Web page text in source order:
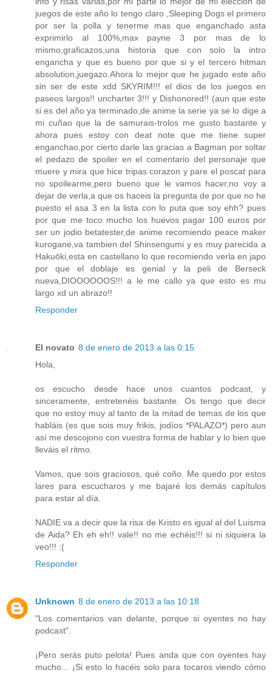
juegos de este año lo tengo claro ,Sleeping Dogs el primero
por ser la polla y tenerme mas que enganchado asta
exprimirlo al 100%,max payne 3 por mas de lo
mismo,graficazos,una historia que con solo la intro
engancha y que es bueno por que si y el tercero hitman
absolution,juegazo.Ahora lo mejor que he jugado este año
sin ser de este xdd SKYRIM!!! el dios de los juegos en
paseos largos!! uncharter 3!!! y Dishonored!! (aun que este
si es del año ya terminado,de anime la serie ya se lo dige a
mi cuñao que la de samurais-trolos me gusto bastante y
ahora pues estoy con deat note que me tiene super
enganchao,por cierto darle las gracias a Bagman por soltar
el pedazo de spoiler en el comentario del personaje que
muere y mira que hice tripas corazon y pare el poscat para
no spoilearme,pero bueno que le vamos hacer,no voy a
dejar de verla,a que os haceis la pregunta de por que no he
puesto el asa 3 en la lista con lo puta que soy ehh? pues
por que me toco mucho los huevos pagar 100 euros por
ser un jodio betatester,de anime recomiendo peace maker
kurogane,va tambien del Shinsengumi y es muy parecida a
Hakuōki,esta en castellano lo que recomiendo verla en japo
por que el doblaje es genial y la peli de Berseck
nueva,DIOOOOOOS!!! a le me callo ya que esto es mu
largo xd un abrazo!!
Responder
El novato 8 de enero de 2013 a las 0:15
Hola,
os escucho desde hace unos cuantos podcast, y
sinceramente, entretenéis bastante. Os tengo que decir
que no estoy muy al tanto de la mitad de temas de los que
habláis (es que sois muy frikis, jodíos *PALAZO*) pero aun
así me descojono con vuestra forma de hablar y lo bien que
lleváis el ritmo.
Vamos, que sois graciosos, qué coño. Me quedo por estos
lares para escucharos y me bajaré los demás capítulos
para estar al día.
NADIE va a decir que la risa de Kristo es igual al del Luisma
de Aida? Eh eh eh!! vale!! no me echéis!!! si ni siquiera la
veo!!! :(
Responder
Unknown 8 de enero de 2013 a las 10:18
"Los comentarios van delante, porque si oyentes no hay
podcast".
¡Pero serás puto pelota! Pues anda que con oyentes hay
mucho... ¡Si esto lo hacéis solo para tocaros viendo cómo